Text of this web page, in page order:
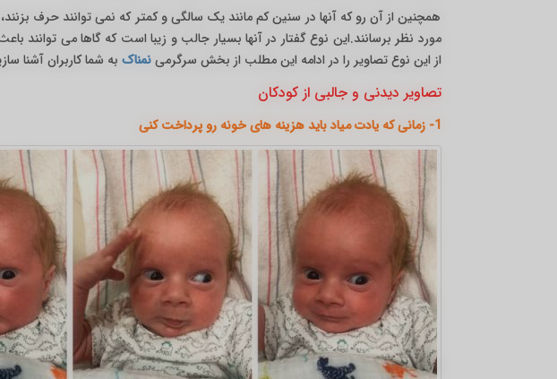
همچنین از آن رو که آنها در سنین کم مانند یک سالگی و کمتر که نمی توانند حرف
مورد نظر برسانند.این نوع گفتار در آنها بسیار جالب و زیبا است که گاها می
از این نوع تصاویر را در ادامه این مطلب از بخش سرگرمینمناک به شما کاربران آشنا
تصاویر دیدنی و جالبی از کودکان
1- زمانی که یادت میاد باید هزینه های خونه رو پرداخت کنی